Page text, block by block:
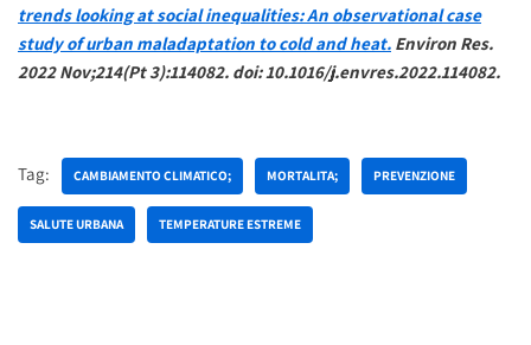
trends looking at social inequalities: An observational case
study of urban maladaptation to cold and heat. Environ Res.
2022 Nov;214(Pt 3):114082. doi: 10.1016/j.envres.2022.114082.
Tag: CAMBIAMENTO CLIMATICO; MORTALITA; PREVENZIONE
SALUTE URBANA TEMPERATURE ESTREME